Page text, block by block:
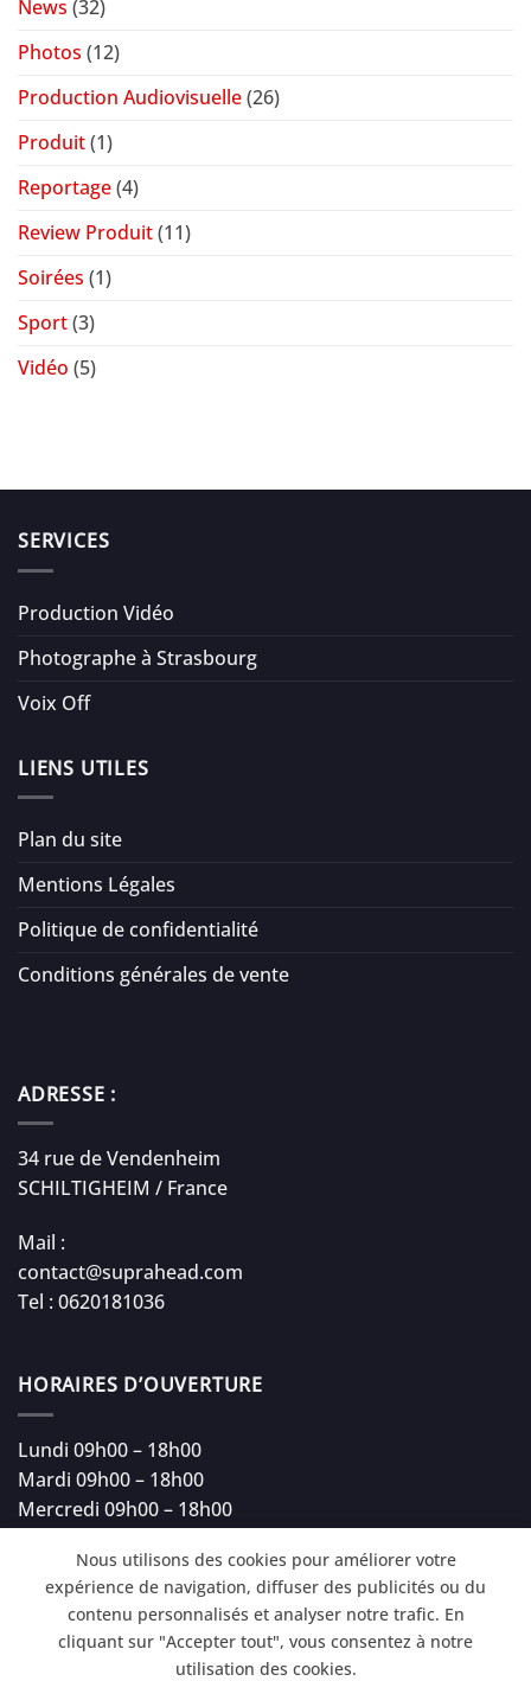
News (32)
Photos (12)
Production Audiovisuelle(26)
Produit(1)
Reportage(4)
Review Produit(11)
Soirées (1)
Sport(3)
Vidéo (5)
SERVICES
Production Vidéo
Photographe à Strasbourg
Voix Off
LIENS UTILES
Plan du site
Mentions Légales
Politique de confidentialité
Conditions générales de vente
ADRESSE :
34 rue de Vendenheim
SCHILTIGHEIM / France
Mail :
contact@suprahead.com
Tel : 0620181036
HORAIRES D’OUVERTURE
Lundi 09h00 – 18h00
Mardi 09h00 – 18h00
Mercredi 09h00 – 18h00
Vendredi 09h00 – 18h00
Samedi 09h00 – 18h00
Nous utilisons des cookies pour améliorer votre
expérience de navigation, diffuser des publicités ou du
contenu personnalisés et analyser notre trafic. En
cliquant sur "Accepter tout", vous consentez à notre
utilisation des cookies.